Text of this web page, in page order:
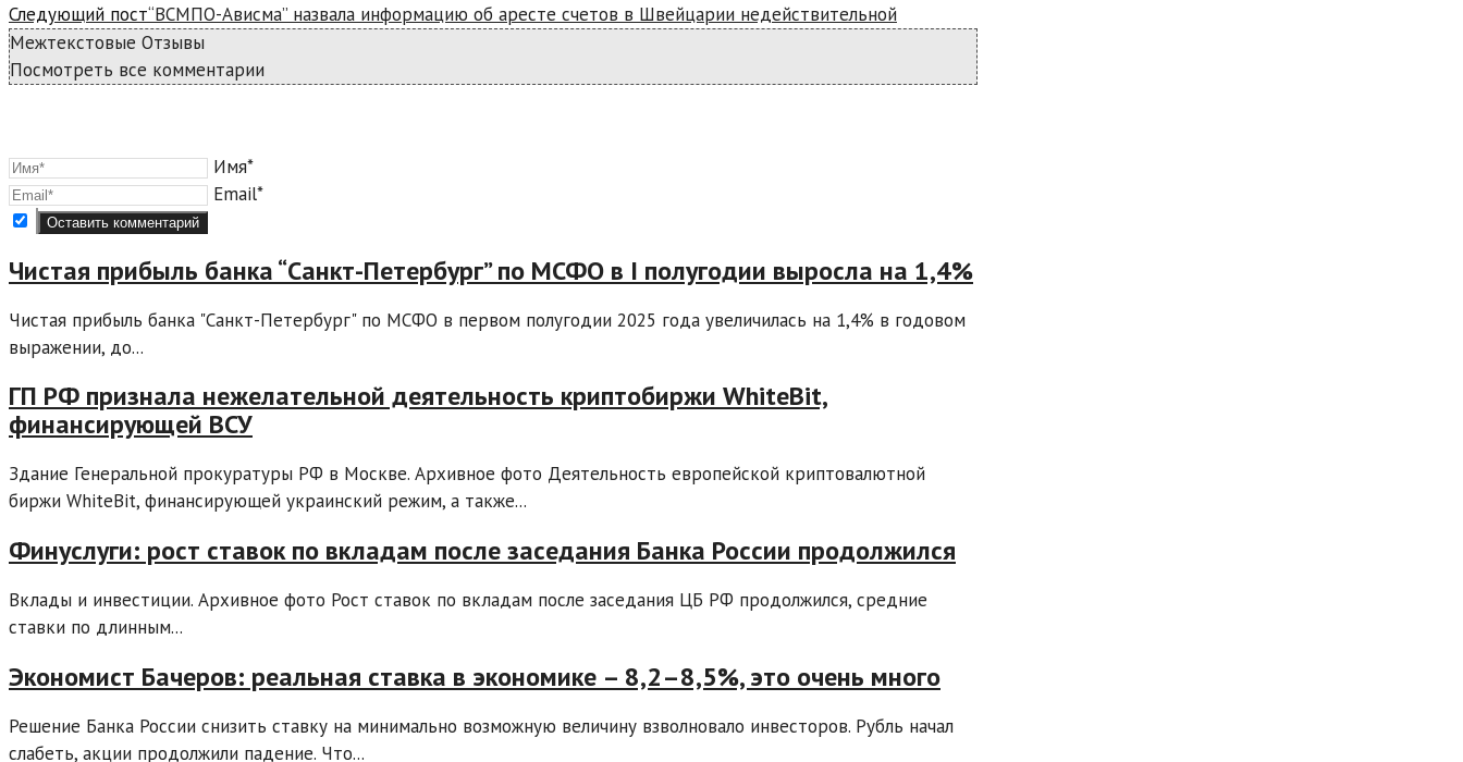
Следующий пост“ВСМПО-Ависма” назвала информацию об аресте счетов в Швейцарии недействительной
Межтекстовые Отзывы
Посмотреть все комментарии
Имя*
Email*
Чистая прибыль банка “Санкт-Петербург” по МСФО в I полугодии выросла на 1,4%
Чистая прибыль банка "Санкт-Петербург" по МСФО в первом полугодии 2025 года увеличилась на 1,4% в годовом
выражении, до...
ГП РФ признала нежелательной деятельность криптобиржи WhiteBit,
финансирующей ВСУ
Здание Генеральной прокуратуры РФ в Москве. Архивное фото Деятельность европейской криптовалютной
биржи WhiteBit, финансирующей украинский режим, а также...
Финуслуги: рост ставок по вкладам после заседания Банка России продолжился
Вклады и инвестиции. Архивное фото Рост ставок по вкладам после заседания ЦБ РФ продолжился, средние
ставки по длинным...
Экономист Бачеров: реальная ставка в экономике – 8,2–8,5%, это очень много
Решение Банка России снизить ставку на минимально возможную величину взволновало инвесторов. Рубль начал
слабеть, акции продолжили падение. Что...